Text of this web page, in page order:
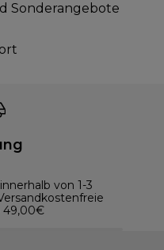
Sonderangebote
von 1-3
49,00€